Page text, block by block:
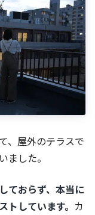
、屋外のテラスで
ました。
ておらず、本当に
しています。 カ